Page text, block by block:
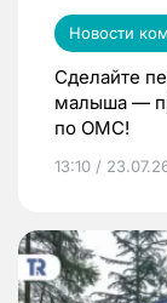
Новости
Сделайте
малыша —
по ОМС!
13:10 /